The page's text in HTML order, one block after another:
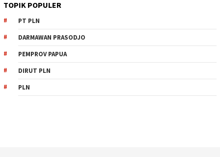
TOPIK POPULER
PT PLN
DARMAWAN PRASODJO
PEMPROV PAPUA
DIRUT PLN
PLN